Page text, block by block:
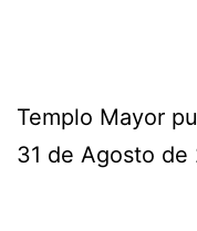
Templo Mayor
31 de Agosto de